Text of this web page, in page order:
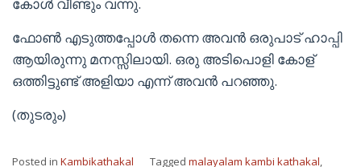
ഫോൺ എടുത്തപ്പോൾ തന്നെ അവൻ ഒരുപാട് ഹാപ്പി
ആയിരുന്നു മനസ്സിലായി. ഒരു അടിപൊളി കോള്
ഒത്തിട്ടുണ്ട് അളിയാ എന്ന് അവൻ പറഞ്ഞു.
(തുടരും)
Posted in Kambikathakal Tagged malayalam kambi kathakal,